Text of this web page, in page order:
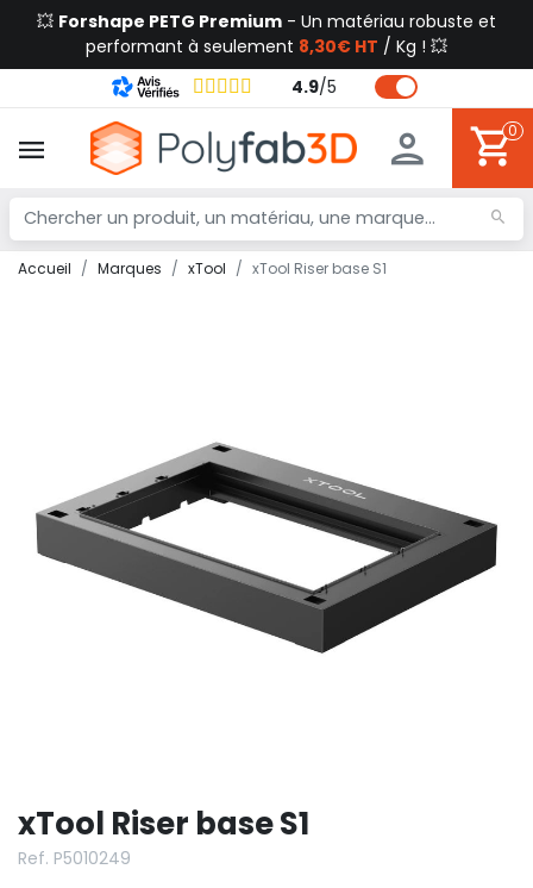
💥 Forshape PETG Premium - Un matériau robuste et
performant à seulement 8,30€ HT / Kg ! 💥
4.9/5
0
Accueil Marques xTool xTool Riser base S1
xTool Riser base S1
Ref. P5010249